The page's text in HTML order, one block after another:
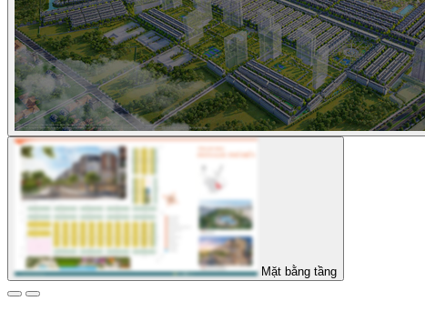
Mặt bằng tầng